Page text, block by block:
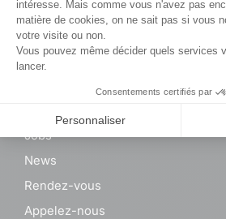
Mentions légales
Politique de
Le groupe Steveny
Jobs
News
Rendez-vous
Appelez-nous